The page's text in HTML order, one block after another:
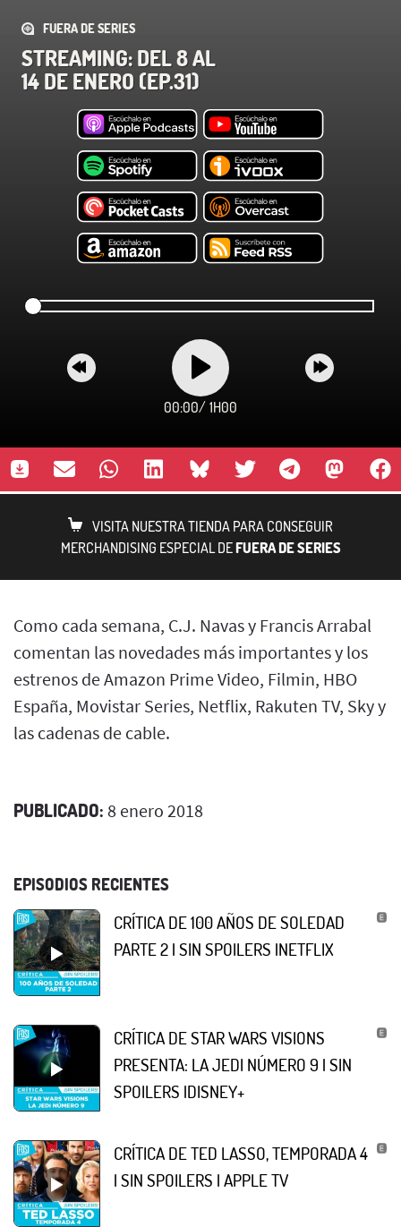
FUERA DE SERIES
STREAMING: DEL 8 AL
14 DE ENERO (EP.31)
00:00/ 1H00
VISITA NUESTRA TIENDA PARA CONSEGUIR
MERCHANDISING ESPECIAL DEFUERA DE SERIES
Como cada semana, C.J. Navas y Francis Arrabal
comentan las novedades más importantes y los
estrenos de Amazon Prime Video, Filmin, HBO
España, Movistar Series, Netflix, Rakuten TV, Sky y
las cadenas de cable.
PUBLICADO: 8 enero 2018
EPISODIOS RECIENTES
CRÍTICA DE 100 AÑOS DE SOLEDAD
PARTE 2 | SIN SPOILERS |NETFLIX
CRÍTICA DE STAR WARS VISIONS
PRESENTA: LA JEDI NÚMERO 9 | SIN
SPOILERS |DISNEY+
CRÍTICA DE TED LASSO, TEMPORADA 4
| SIN SPOILERS | APPLE TV